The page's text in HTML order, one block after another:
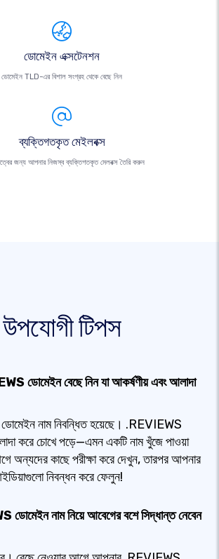
ডোমেইন এক্সটেনশন
ডোমেইন TLD-এর বিশাল সংগ্রহ থেকে বেছে নিন
ব্যক্তিগতকৃত মেইলবক্স
জন্য আপনার নিজস্ব ব্যক্তিগতকৃত মেলবক্স তৈরি করুন
উপযোগী টিপস
ডোমেইন বেছে নিন যা আকর্ষণীয় এবং আলাদা
ডোমেইন নাম নিবন্ধিত হয়েছে। .REVIEWS
করে চোখে পড়ে—এমন একটি নাম খুঁজে পাওয়া
অন্যদের কাছে পরীক্ষা করে দেখুন, তারপর আপনার
নিবন্ধন করে ফেলুন!
নাম নিয়ে আবেগের বশে সিদ্ধান্ত নেবেন